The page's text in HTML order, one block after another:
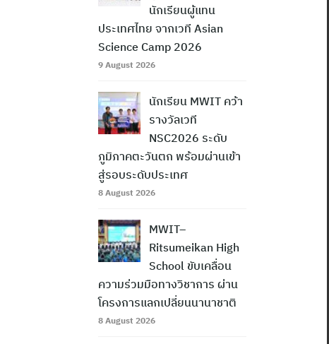
นักเรียนผู้แทน
ประเทศไทย จากเวที Asian
Science Camp 2026
9 August 2026
นักเรียน MWIT คว้า
รางวัลเวที
NSC2026 ระดับ
ภูมิภาคตะวันตก พร้อมผ่านเข้า
สู่รอบระดับประเทศ
8 August 2026
MWIT–
Ritsumeikan High
School ขับเคลื่อน
ความร่วมมือทางวิชาการ ผ่าน
โครงการแลกเปลี่ยนนานาชาติ
8 August 2026